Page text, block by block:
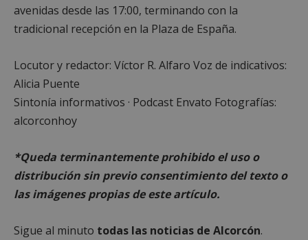
avenidas desde las 17:00, terminando con la
tradicional recepción en la Plaza de España.
Locutor y redactor: Víctor R. Alfaro Voz de indicativos:
Alicia Puente
Sintonía informativos · Podcast Envato Fotografías:
alcorconhoy
*Queda terminantemente prohibido el uso o
distribución sin previo consentimiento del texto o
las imágenes propias de este artículo.
Sigue al minuto todas las noticias de Alcorcón.
Cookies de preferencias
Cookies no clasificadas
Las cookies estrictamente necesarias permiten la
funcionalidad principal del sitio web, como el
inicio de sesión de usuario y la gestión de cuentas.
El sitio web no se puede utilizar correctamente sin
las cookies estrictamente necesarias.
Nombre
Proveedor/
Dominio
PHPSESSID
PHP.net
alcorconhoy.com
Sesión